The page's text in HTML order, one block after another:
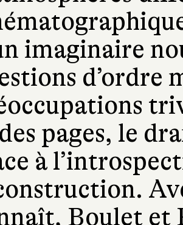
imaginaire
d’ordre
pages, le
à
Boulet et